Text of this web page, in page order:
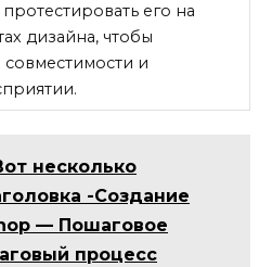
его на
дизайна, чтобы
совместимости и
несколько
-Создание
— Пошаговое
процесс